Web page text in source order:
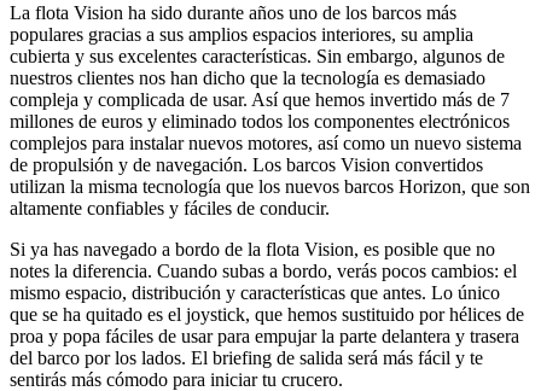
La flota Vision ha sido durante años uno de los barcos más
populares gracias a sus amplios espacios interiores, su amplia
cubierta y sus excelentes características. Sin embargo, algunos de
nuestros clientes nos han dicho que la tecnología es demasiado
compleja y complicada de usar. Así que hemos invertido más de 7
millones de euros y eliminado todos los componentes electrónicos
complejos para instalar nuevos motores, así como un nuevo sistema
de propulsión y de navegación. Los barcos Vision convertidos
utilizan la misma tecnología que los nuevos barcos Horizon, que son
altamente confiables y fáciles de conducir.
Si ya has navegado a bordo de la flota Vision, es posible que no
notes la diferencia. Cuando subas a bordo, verás pocos cambios: el
mismo espacio, distribución y características que antes. Lo único
que se ha quitado es el joystick, que hemos sustituido por hélices de
proa y popa fáciles de usar para empujar la parte delantera y trasera
del barco por los lados. El briefing de salida será más fácil y te
sentirás más cómodo para iniciar tu crucero.